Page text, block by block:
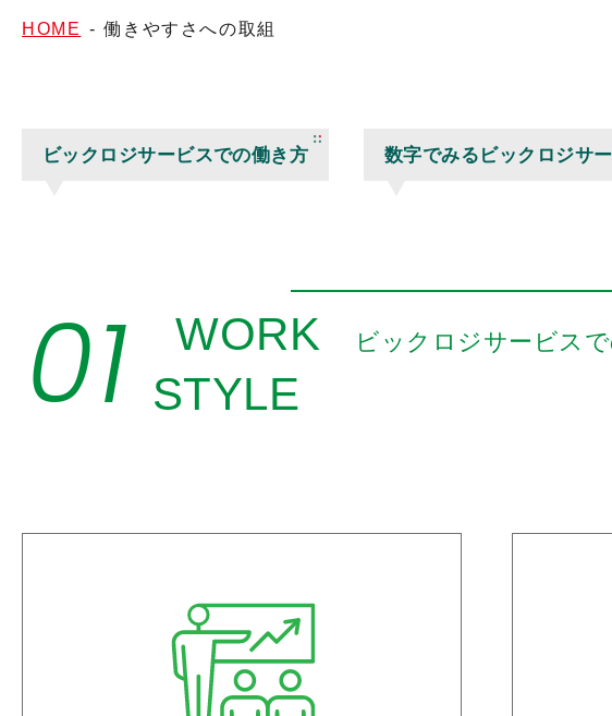
HOME - 働きやすさへの取組
ビックロジサービスでの働き方 数字でみるビックロジサ
01
WORK
STYLE
ビックロジサービス